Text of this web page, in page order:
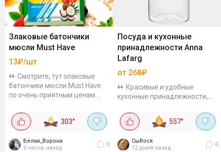
Злаковые батончики
мюсли Must Have
13₽/шт
Смотрите, тут злаковые
батончики мюсли Must Have
по очень приятным ценам.
для детей и взрослых —
овсяные хлопья, натуральный
мёд,...
303°
Белая_Ворона
5 часов назад
0
Посуда и кухонные
принадлежности Anna
Lafarg
от 268₽
Красивые и удобные
кухонные принадлежности,
сниженным ценам с
дополнительной скидкой по
продуктов 1,1 л, стекло...
557°
СыRock
12 дней назад
0